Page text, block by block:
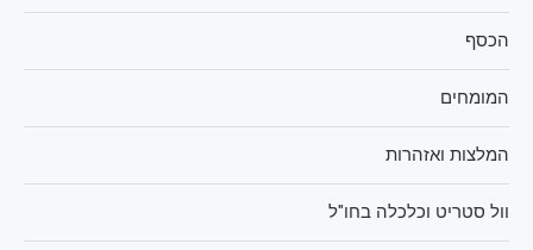
הכסף
המומחים
המלצות ואזהרות
וול סטריט וכלכלה בחו"ל